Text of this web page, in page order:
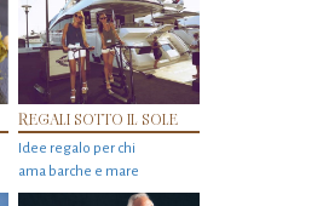
REGALI SOTTO IL SOLE
Idee regalo per chi
ama barche e mare